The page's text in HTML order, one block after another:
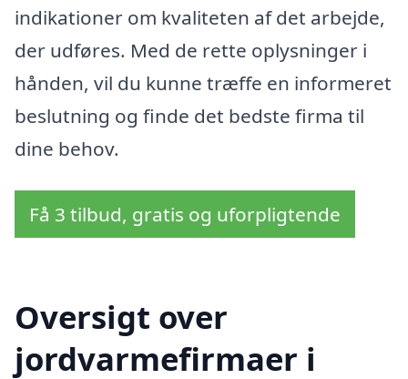
indikationer om kvaliteten af det arbejde,
der udføres. Med de rette oplysninger i
hånden, vil du kunne træffe en informeret
beslutning og finde det bedste firma til
dine behov.
Få 3 tilbud, gratis og uforpligtende
Oversigt over
jordvarmefirmaer i